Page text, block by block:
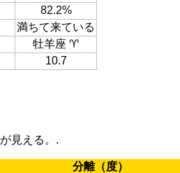
82.2%
満ちて来ている
牡羊座 ♈
10.7
が見える。.
分離（度）